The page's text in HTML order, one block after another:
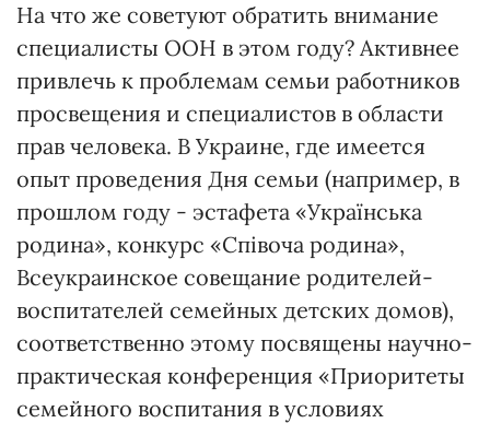
На что же советуют обратить внимание
специалисты ООН в этом году? Активнее
привлечь к проблемам семьи работников
просвещения и специалистов в области
прав человека. В Украине, где имеется
опыт проведения Дня семьи (например, в
прошлом году - эстафета «Українська
родина», конкурс «Співоча родина»,
Всеукраинское совещание родителей-
воспитателей семейных детских домов),
соответственно этому посвящены научно-
практическая конференция «Приоритеты
семейного воспитания в условиях